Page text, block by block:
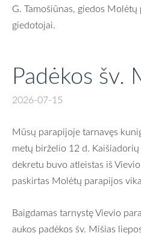
G. Tamošiūnas, giedos
giedotojai.
Padėkos šv.
2026-07-15
Mūsų parapijoje tarnavęs
metų birželio 12 d.
dekretu buvo atleistas iš
paskirtas Molėtų parapijos
Baigdamas tarnystę Vievio
aukos padėkos šv. Mišias